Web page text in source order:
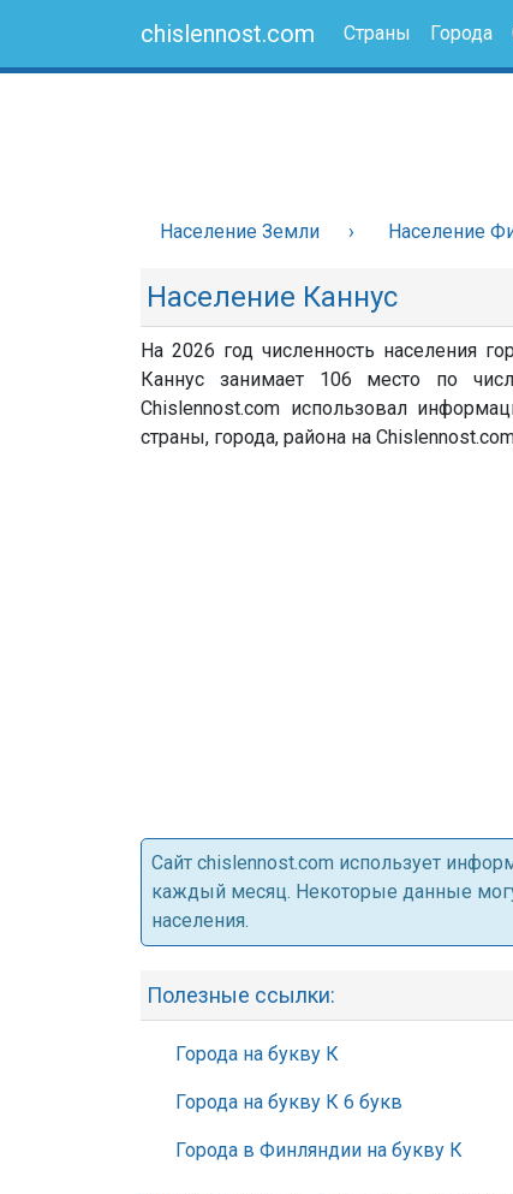
chislennost.com Страны Города
Население Земли Население
Население Каннус
На 2026 год численность населения
Каннус занимает 106 место по
Chislennost.com использовал
страны, города, района на
Cайт chislennost.com использует
каждый месяц. Некоторые данные
населения.
Полезные ссылки:
Города на букву К
Города на букву К 6 букв
Города в Финляндии на букву К